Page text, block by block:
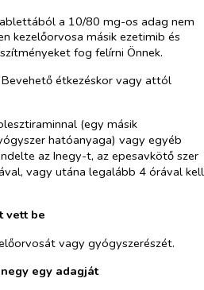
a 10/80 mg-os adag nem
kezelőorvosa másik ezetimib és
fog felírni Önnek.
étkezéskor vagy attól
(egy másik
hatóanyaga) vagy egyéb
az Inegy-t, az epesavkötő szer
vagy utána legalább 4 órával kell
vett be
vagy gyógyszerészét.
egy adagját